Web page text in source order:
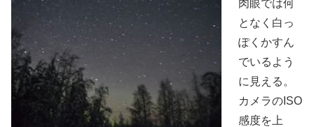
肉眼では何
となく白っ
ぽくかすん
でいるよう
に見える。
カメラのISO
感度を上